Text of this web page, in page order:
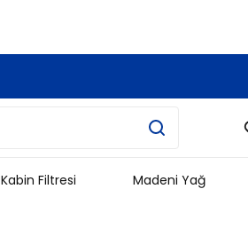
Kabin Filtresi Madeni Yağ